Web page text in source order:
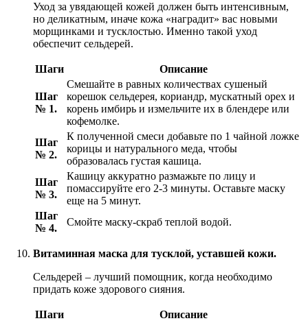
Уход за увядающей кожей должен быть интенсивным,
но деликатным, иначе кожа «наградит» вас новыми
морщинками и тусклостью. Именно такой уход
обеспечит сельдерей.
Шаги Описание
Шаг
№ 1.
Смешайте в равных количествах сушеный
корешок сельдерея, кориандр, мускатный орех и
корень имбирь и измельчите их в блендере или
кофемолке.
Шаг
№ 2.
К полученной смеси добавьте по 1 чайной ложке
корицы и натурального меда, чтобы
образовалась густая кашица.
Шаг
№ 3.
Кашицу аккуратно размажьте по лицу и
помассируйте его 2-3 минуты. Оставьте маску
еще на 5 минут.
Шаг
№ 4.
Смойте маску-скраб теплой водой.
Витаминная маска для тусклой, уставшей кожи.
Сельдерей – лучший помощник, когда необходимо
придать коже здорового сияния.
Шаги Описание